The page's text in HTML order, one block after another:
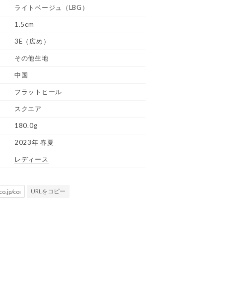
ライトベージュ（LBG）
1.5cm
3E（広め）
その他生地
中国
フラットヒール
スクエア
180.0g
2023年 春夏
レディース
URLをコピー